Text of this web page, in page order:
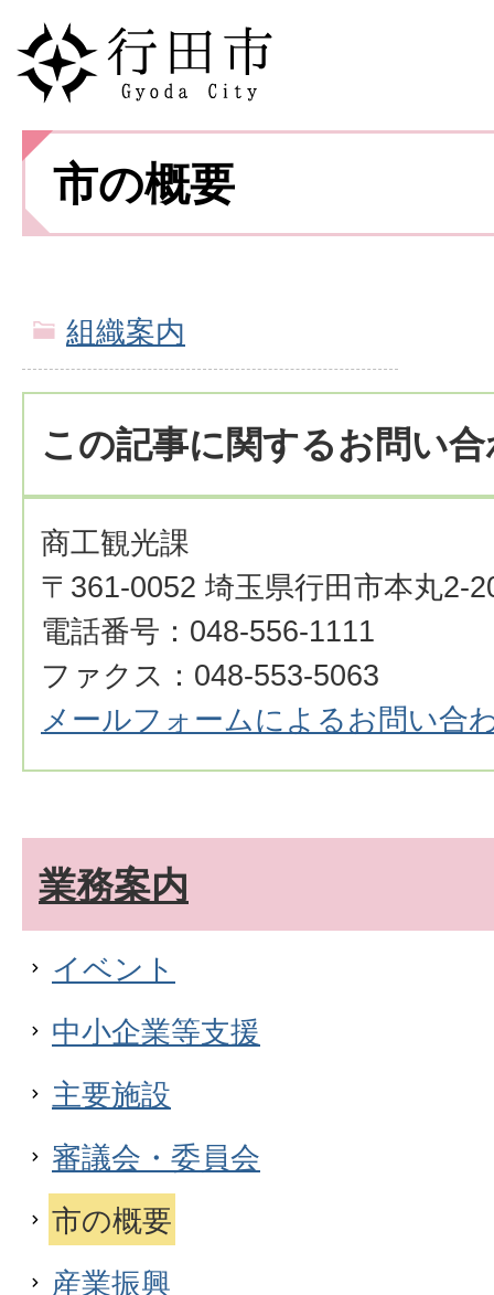
市の概要
組織案内
この記事に関するお問い
商工観光課
〒361-0052 埼玉県行田市本丸2-
電話番号：048-556-1111
ファクス：048-553-5063
メールフォームによるお問い合
業務案内
イベント
中小企業等支援
主要施設
審議会・委員会
市の概要
産業振興